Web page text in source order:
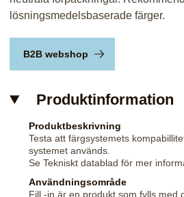
lösningsmedelsbaserade färger.
B2B webshop
Produktinformation
Produktbeskrivning
Testa att färgsystemets
systemet används.
Se Tekniskt datablad för mer
Användningsområde
Fill -in är en produkt som fylls med